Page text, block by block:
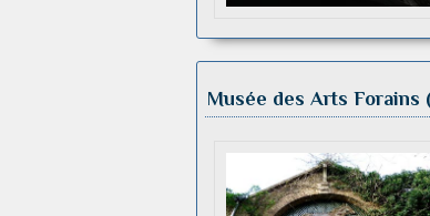
Musée des Arts Forains